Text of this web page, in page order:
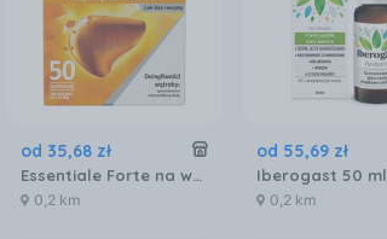
od 35,68 zł
Essentiale Forte na wątrobę 300mg 50 kaps.
0,2 km
od 55,69 zł
Iberogast 50 ml
0,2 km